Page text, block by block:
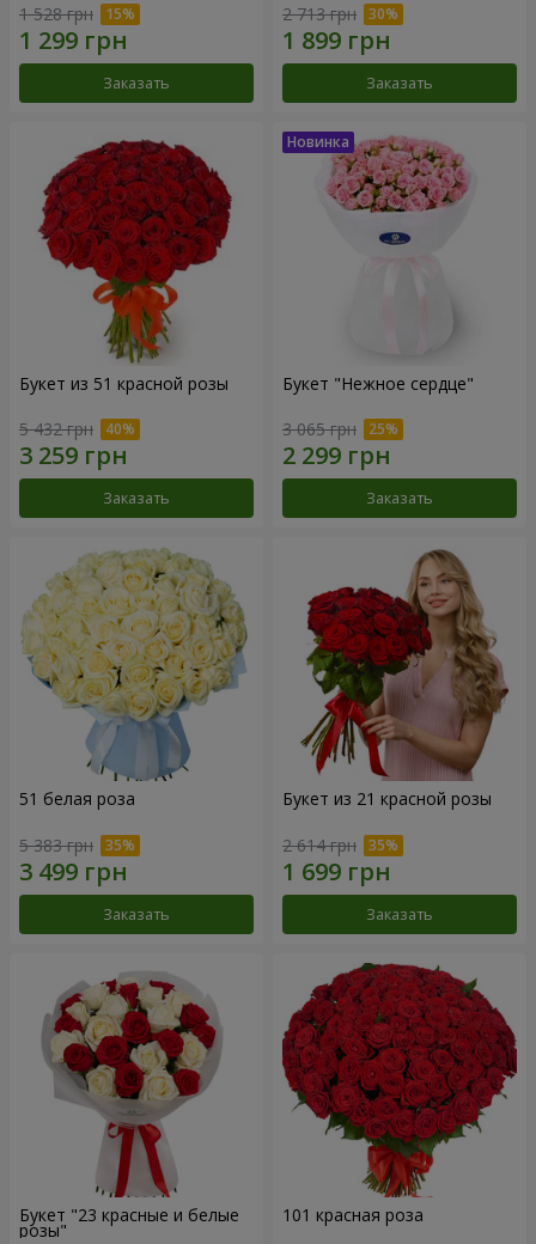
1 528 грн
Заказать
2 713 грн
Заказать
Букет из 51 красной розы
5 432 грн
Заказать
Букет "Нежное сердце"
3 065 грн
Заказать
51 белая роза
5 383 грн
Заказать
Букет из 21 красной розы
2 614 грн
Заказать
Букет "23 красные и белые
розы"
101 красная роза